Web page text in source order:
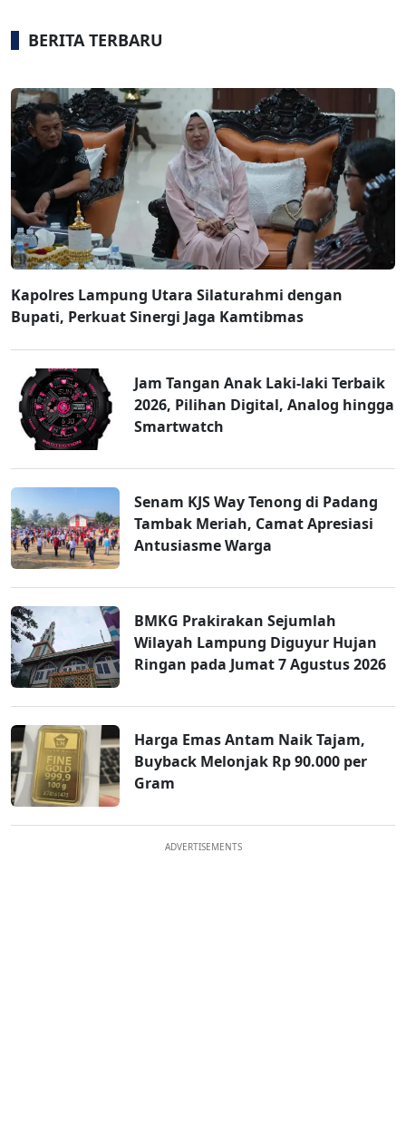
BERITA TERBARU
Kapolres Lampung Utara Silaturahmi dengan
Bupati, Perkuat Sinergi Jaga Kamtibmas
Jam Tangan Anak Laki-laki Terbaik
2026, Pilihan Digital, Analog hingga
Smartwatch
Senam KJS Way Tenong di Padang
Tambak Meriah, Camat Apresiasi
Antusiasme Warga
BMKG Prakirakan Sejumlah
Wilayah Lampung Diguyur Hujan
Ringan pada Jumat 7 Agustus 2026
Harga Emas Antam Naik Tajam,
Buyback Melonjak Rp 90.000 per
Gram
ADVERTISEMENTS